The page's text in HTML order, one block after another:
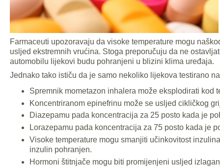
Farmaceuti upozoravaju da visoke temperature mogu
usljed ekstremnih vrućina. Stoga preporučuju da ne
automobilu lijekovi budu pohranjeni u blizini klima uređaja.
Jednako tako ističu da je samo nekoliko lijekova testirano
Spremnik mometazon inhalera može eksplodirati kod
Koncentriranom epinefrinu može se usljed cikličkog
Diazepamu pada koncentracija za 25 posto kada je
Lorazepamu pada koncentracija za 75 posto kada je
Visoke temperature mogu smanjiti učinkovitost
inzulin pohranjen.
Hormoni štitnjače mogu biti promijenjeni usljed